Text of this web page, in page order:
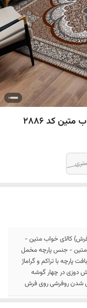
کد 2886
کالای خواب متین -
- جنس پارچه مخمل
پارچه با تراکم و گراماژ
دوزی در چهار گوشه
روفرشی روی فرش